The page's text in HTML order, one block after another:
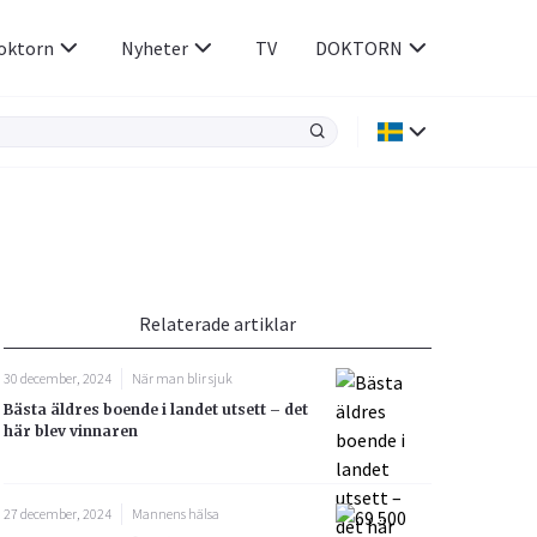
Rökavvänjning
Rörelseapparaten
Sex & Samliv
Sömn & Stress
Nyheter TV DOKTORN
Relaterade artiklar
30 december, 2024
När man blir sjuk
Bästa äldres boende i landet utsett – det
här blev vinnaren
27 december, 2024
Mannens hälsa